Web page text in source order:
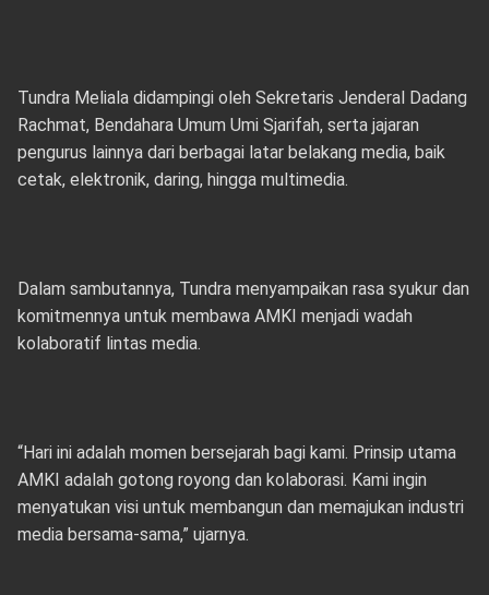
Tundra Meliala didampingi oleh Sekretaris Jenderal Dadang
Rachmat, Bendahara Umum Umi Sjarifah, serta jajaran
pengurus lainnya dari berbagai latar belakang media, baik
cetak, elektronik, daring, hingga multimedia.
Dalam sambutannya, Tundra menyampaikan rasa syukur dan
komitmennya untuk membawa AMKI menjadi wadah
kolaboratif lintas media.
“Hari ini adalah momen bersejarah bagi kami. Prinsip utama
AMKI adalah gotong royong dan kolaborasi. Kami ingin
menyatukan visi untuk membangun dan memajukan industri
media bersama-sama,” ujarnya.